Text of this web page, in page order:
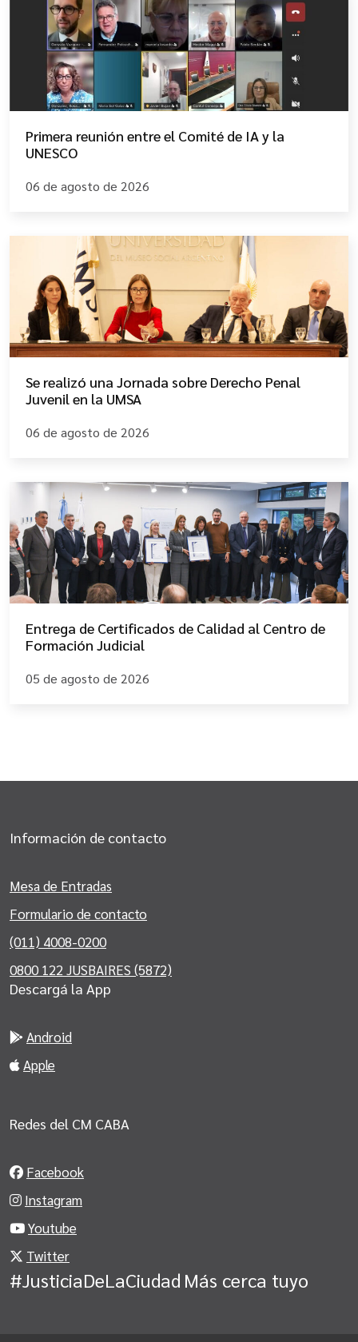
Primera reunión entre el Comité de IA y la
UNESCO
06 de agosto de 2026
Se realizó una Jornada sobre Derecho Penal
Juvenil en la UMSA
06 de agosto de 2026
Entrega de Certificados de Calidad al Centro de
Formación Judicial
05 de agosto de 2026
Información de contacto
Mesa de Entradas
Formulario de contacto
(011) 4008-0200
0800 122 JUSBAIRES (5872)
Descargá la App
Android
Apple
Redes del CM CABA
Facebook
Instagram
Youtube
Twitter
#JusticiaDeLaCiudad Más cerca tuyo